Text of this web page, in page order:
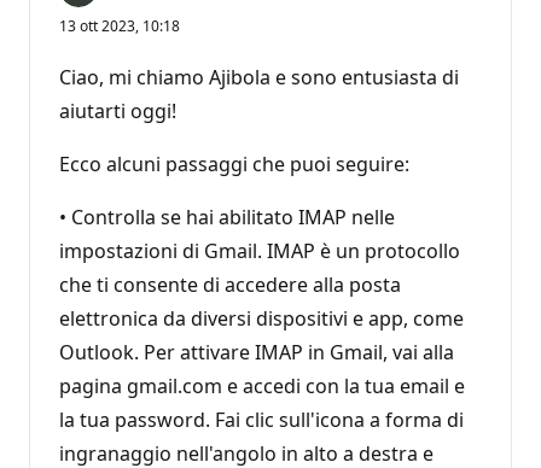
13 ott 2023, 10:18
Ciao, mi chiamo Ajibola e sono entusiasta di
aiutarti oggi!
Ecco alcuni passaggi che puoi seguire:
• Controlla se hai abilitato IMAP nelle
impostazioni di Gmail. IMAP è un protocollo
che ti consente di accedere alla posta
elettronica da diversi dispositivi e app, come
Outlook. Per attivare IMAP in Gmail, vai alla
pagina gmail.com e accedi con la tua email e
la tua password. Fai clic sull'icona a forma di
ingranaggio nell'angolo in alto a destra e